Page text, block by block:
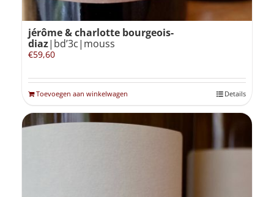
jérôme & charlotte bourgeois-
diaz|bd’3c|mouss
€59,60
Toevoegen aan winkelwagen Details